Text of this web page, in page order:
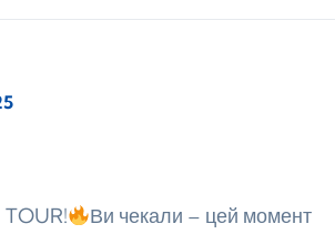
Ви чекали – цей момент